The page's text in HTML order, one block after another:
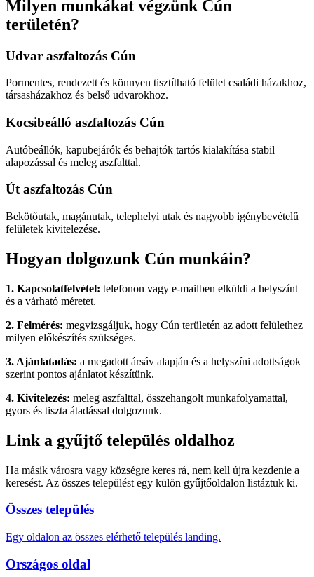
Milyen munkákat végzünk Cún
területén?
Udvar aszfaltozás Cún
Pormentes, rendezett és könnyen tisztítható felület családi házakhoz,
társasházakhoz és belső udvarokhoz.
Kocsibeálló aszfaltozás Cún
Autóbeállók, kapubejárók és behajtók tartós kialakítása stabil
alapozással és meleg aszfalttal.
Út aszfaltozás Cún
Bekötőutak, magánutak, telephelyi utak és nagyobb igénybevételű
felületek kivitelezése.
Hogyan dolgozunk Cún munkáin?
1. Kapcsolatfelvétel: telefonon vagy e-mailben elküldi a helyszínt
és a várható méretet.
2. Felmérés: megvizsgáljuk, hogy Cún területén az adott felülethez
milyen előkészítés szükséges.
3. Ajánlatadás: a megadott ársáv alapján és a helyszíni adottságok
szerint pontos ajánlatot készítünk.
4. Kivitelezés: meleg aszfalttal, összehangolt munkafolyamattal,
gyors és tiszta átadással dolgozunk.
Link a gyűjtő település oldalhoz
Ha másik városra vagy községre keres rá, nem kell újra kezdenie a
keresést. Az összes települést egy külön gyűjtőoldalon listáztuk ki.
Összes település
Egy oldalon az összes elérhető település landing.
Országos oldal